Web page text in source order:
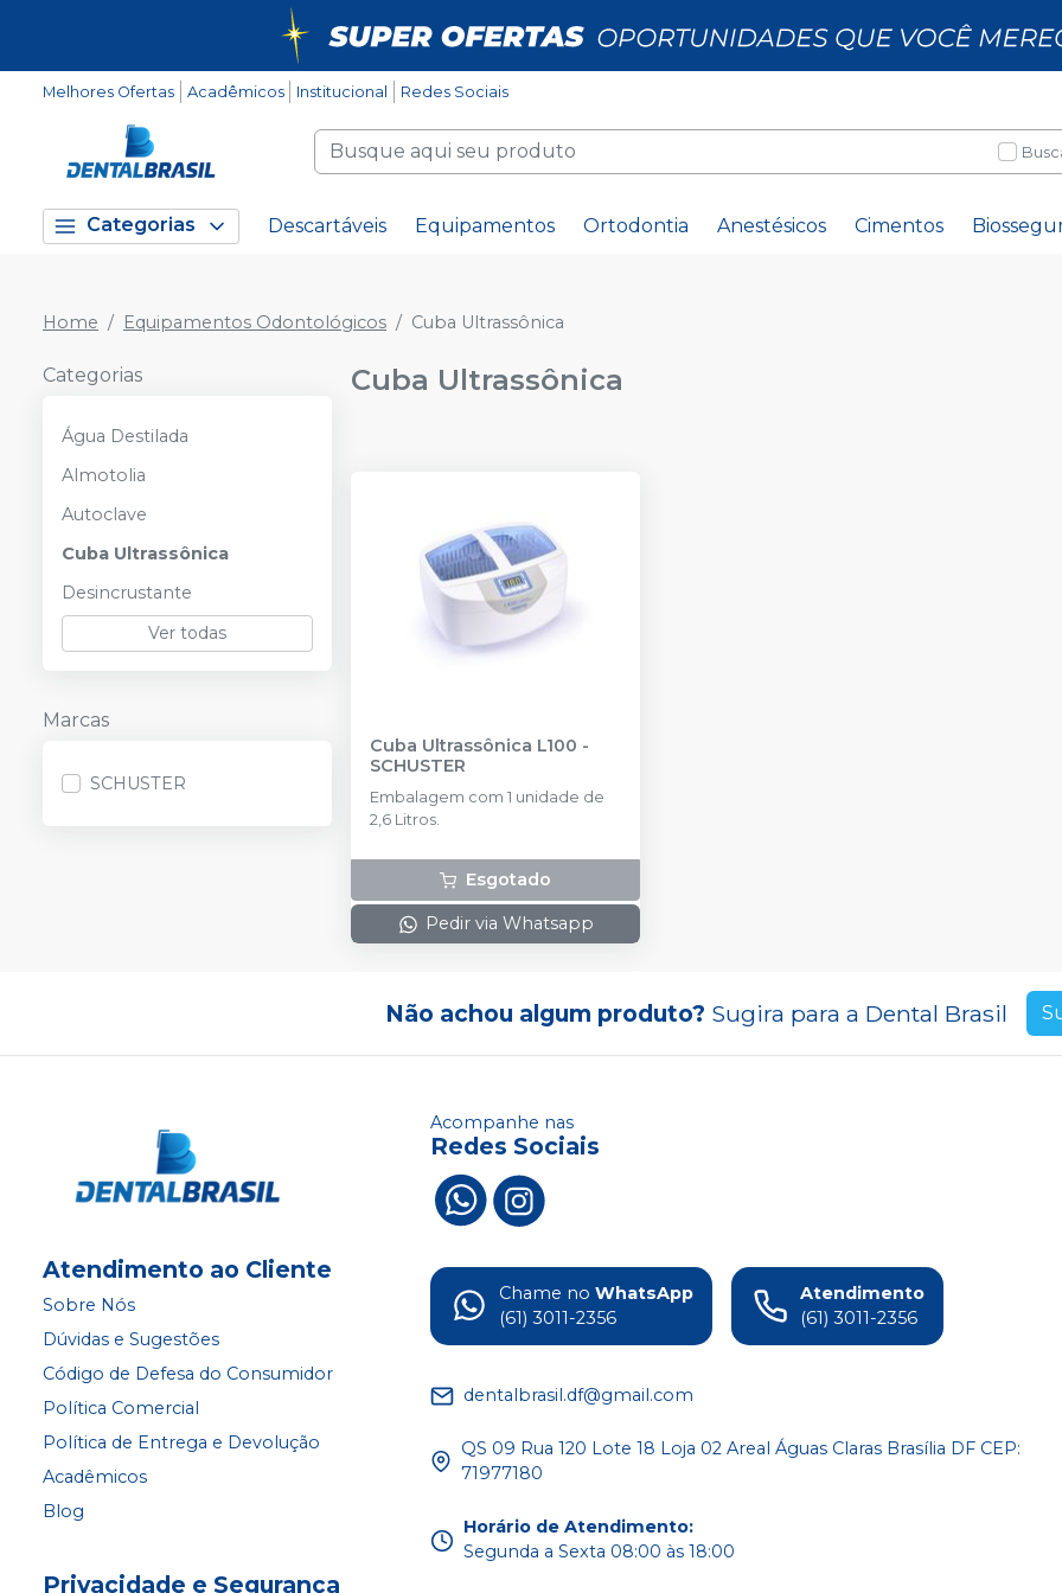
Melhores Ofertas Acadêmicos Institucional Redes Sociais
Categorias Descartáveis Equipamentos Ortodontia Anestésicos Cimentos
Home Equipamentos Odontológicos Cuba Ultrassônica
Categorias
Água Destilada
Almotolia
Autoclave
Cuba Ultrassônica
Desincrustante
Ver todas
Marcas
SCHUSTER
Cuba Ultrassônica
Cuba Ultrassônica L100 -
SCHUSTER
Embalagem com 1 unidade de
2,6 Litros.
Esgotado
Pedir via Whatsapp
Não achou algum produto? Sugira para a Dental Brasil
Atendimento ao Cliente
Sobre Nós
Dúvidas e Sugestões
Código de Defesa do Consumidor
Política Comercial
Política de Entrega e Devolução
Acadêmicos
Blog
Privacidade e Segurança
Acompanhe nas
Redes Sociais
Chame no WhatsApp
(61) 3011-2356
Atendimento
(61) 3011-2356
dentalbrasil.df@gmail.com
QS 09 Rua 120 Lote 18 Loja 02 Areal Águas Claras Brasília DF CEP:
71977180
Horário de Atendimento:
Segunda a Sexta 08:00 às 18:00